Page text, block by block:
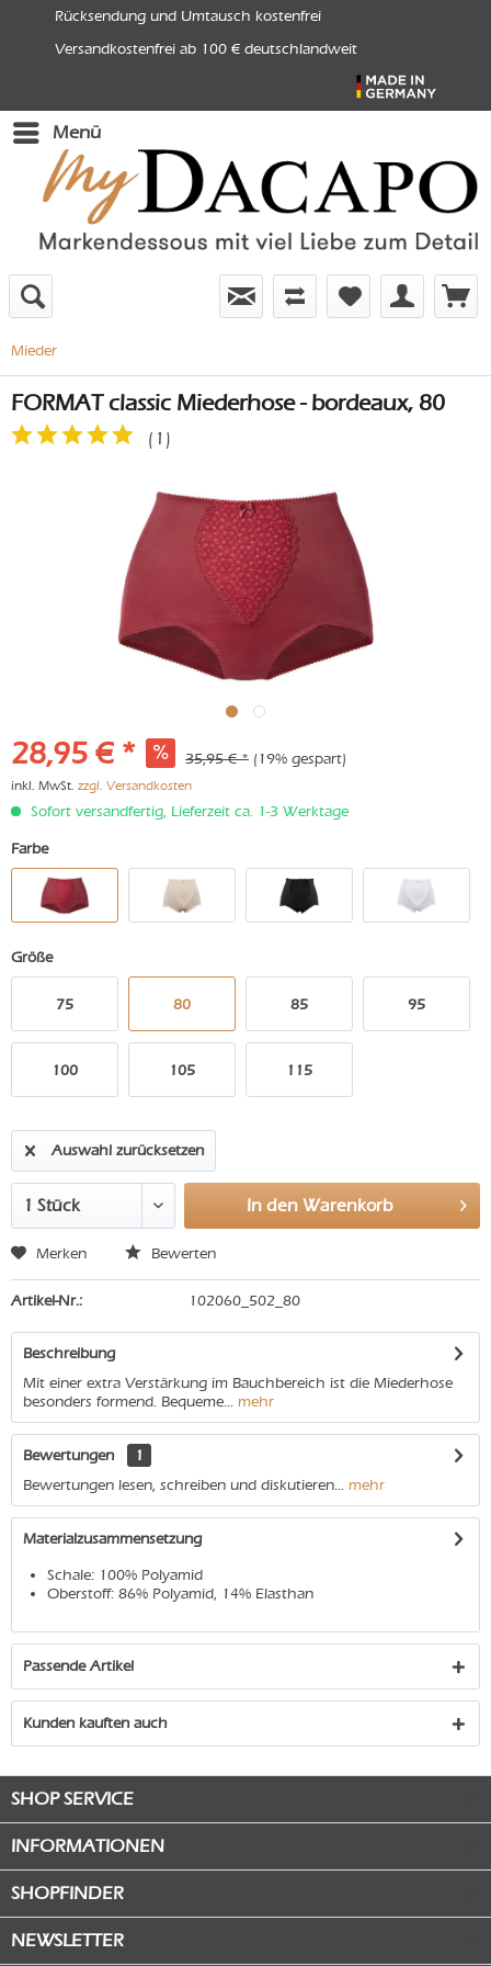
Rücksendung und Umtausch kostenfrei
Versandkostenfrei ab 100 € deutschlandweit
Menü
Mieder
FORMAT classic Miederhose - bordeaux, 80
( 1 )
28,95 € * 35,95 € * (19% gespart)
inkl. MwSt. zzgl. Versandkosten
Sofort versandfertig, Lieferzeit ca. 1-3 Werktage
Farbe
Größe
75 80 85 95
100 105 115
Auswahl zurücksetzen
In den Warenkorb
Merken Bewerten
Artikel-Nr.: 102060_502_80
Beschreibung
Mit einer extra Verstärkung im Bauchbereich ist die Miederhose
besonders formend. Bequeme... mehr
Bewertungen
1
Bewertungen lesen, schreiben und diskutieren... mehr
Materialzusammensetzung
Schale: 100% Polyamid
Oberstoff: 86% Polyamid, 14% Elasthan
Passende Artikel
Kunden kauften auch
SHOP SERVICE
INFORMATIONEN
SHOPFINDER
NEWSLETTER